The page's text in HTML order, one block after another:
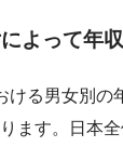
よって年
ける男女別の
ます。日本全